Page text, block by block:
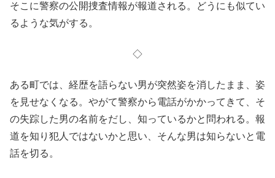
そこに警察の公開捜査情報が報道される。どうにも似てい
るような気がする。
◇
ある町では、経歴を語らない男が突然姿を消したまま、姿
を見せなくなる。やがて警察から電話がかかってきて、そ
の失踪した男の名前をだし、知っているかと問われる。報
道を知り犯人ではないかと思い、そんな男は知らないと電
話を切る。